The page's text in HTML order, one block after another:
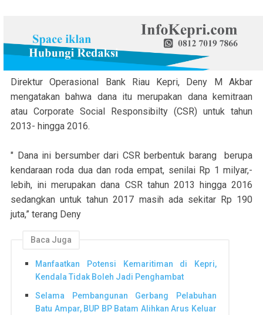
Direktur Operasional Bank Riau Kepri, Deny M Akbar
mengatakan bahwa dana itu merupakan dana kemitraan
atau Corporate Social Responsibilty (CSR) untuk tahun
2013- hingga 2016.
" Dana ini bersumber dari CSR berbentuk barang berupa
kendaraan roda dua dan roda empat, senilai Rp 1 milyar,-
lebih, ini merupakan dana CSR tahun 2013 hingga 2016
sedangkan untuk tahun 2017 masih ada sekitar Rp 190
juta,” terang Deny
Baca Juga
Manfaatkan Potensi Kemaritiman di Kepri,
Kendala Tidak Boleh Jadi Penghambat
Selama Pembangunan Gerbang Pelabuhan
Batu Ampar, BUP BP Batam Alihkan Arus Keluar